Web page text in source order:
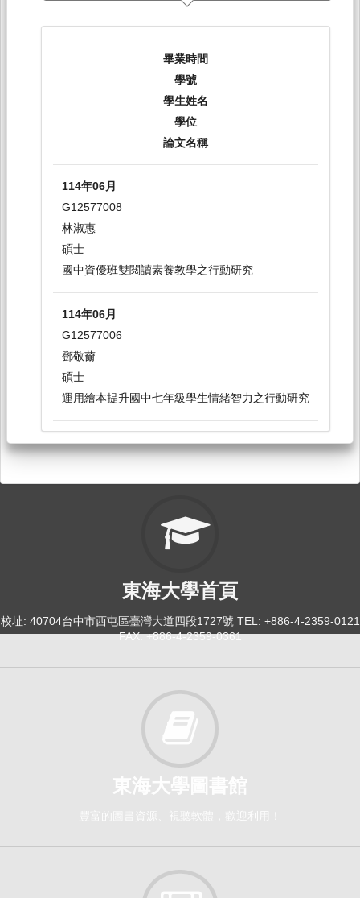
114-1
教育專題研究[6602]
研究所-教育專班2
必修
社會：社會領導探索[3192]
日間學士班-共必修1-4
日間學士班-教育學程2
社會：社會領導探索[3185]
日間學士班-共必修1-4
畢業時間
學號
學生姓名
學位
論文名稱
114年06月
G12577008
林淑惠
碩士
國中資優班雙閱讀素養教學之行動研究
114年06月
G12577006
鄧敬薾
碩士
運用繪本提升國中七年級學生情緒智力之行動研究
114年06月
陳靖媗
國小二年級國語學習扶助之行動研究
東海大學首頁
校址: 40704台中市西屯區臺灣大道四段1727號 TEL: +886-4-2359-0121
FAX: +886-4-2359-0361
東海大學圖書館
豐富的圖書資源、視聽軟體，歡迎利用！